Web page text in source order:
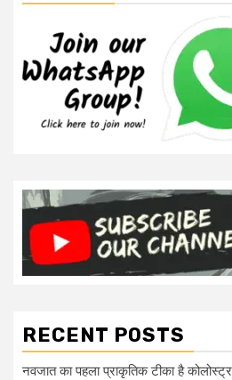
RECENT POSTS
नवजात का पहला प्राकृतिक टीका है